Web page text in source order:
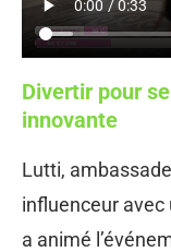
Divertir pour
innovante
Lutti,
influenceur avec
a animé